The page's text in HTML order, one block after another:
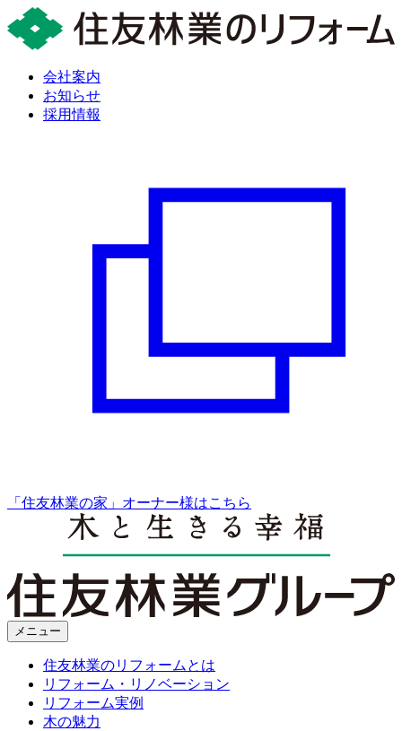
会社案内
お知らせ
採用情報
「住友林業の家」オーナー様はこちら
メニュー
住友林業のリフォームとは
リフォーム・リノベーション
リフォーム実例
木の魅力